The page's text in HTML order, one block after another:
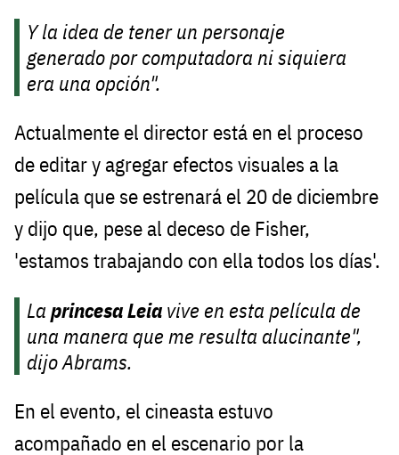
Y la idea de tener un personaje
generado por computadora ni siquiera
era una opción".
Actualmente el director está en el proceso
de editar y agregar efectos visuales a la
película que se estrenará el 20 de diciembre
y dijo que, pese al deceso de Fisher,
'estamos trabajando con ella todos los días'.
La princesa Leia vive en esta película de
una manera que me resulta alucinante",
dijo Abrams.
En el evento, el cineasta estuvo
acompañado en el escenario por la